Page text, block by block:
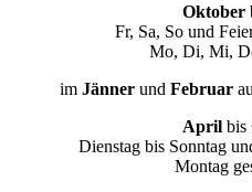
Oktober
Fr, Sa, So und
Mo, Di, Mi,
im Jännerund Februar
Aprilbis
Dienstag bis Sonntag
Montag